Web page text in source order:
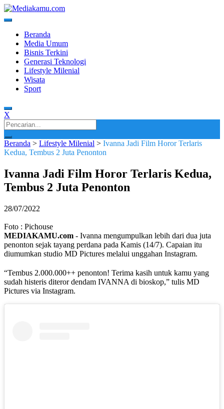
Skip
to
MEDIAKAMU.com
Media Terkini untuk Generasi Milenial!
Beranda
Media Umum
Bisnis Terkini
Generasi Teknologi
Lifestyle Milenial
Wisata
Sport
X
Search
for:
Beranda > Lifestyle Milenial > Ivanna Jadi Film Horor Terlaris
Kedua, Tembus 2 Juta Penonton
Ivanna Jadi Film Horor Terlaris Kedua,
Tembus 2 Juta Penonton
28/07/2022
Foto : Pichouse
MEDIAKAMU.com - Ivanna mengumpulkan lebih dari dua juta
penonton sejak tayang perdana pada Kamis (14/7). Capaian itu
diumumkan studio MD Pictures melalui unggahan Instagram.
“Tembus 2.000.000++ penonton! Terima kasih untuk kamu yang
sudah histeris diteror dendam IVANNA di bioskop,” tulis MD
Pictures via Instagram.